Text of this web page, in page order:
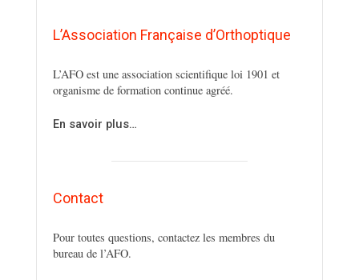
L’Association Française d’Orthoptique
L’AFO est une association scientifique loi 1901 et
organisme de formation continue agréé.
En savoir plus…
Contact
Pour toutes questions, contactez les membres du
bureau de l’AFO.